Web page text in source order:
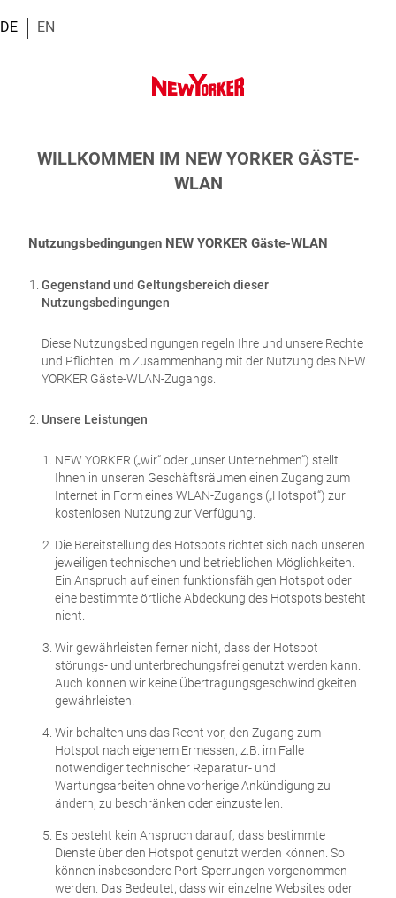
DE EN
WILLKOMMEN IM NEW YORKER GÄSTE-
WLAN
Nutzungsbedingungen NEW YORKER Gäste-WLAN
Gegenstand und Geltungsbereich dieser
Nutzungsbedingungen
Diese Nutzungsbedingungen regeln Ihre und unsere Rechte
und Pflichten im Zusammenhang mit der Nutzung des NEW
YORKER Gäste-WLAN-Zugangs.
Unsere Leistungen
NEW YORKER („wir“ oder „unser Unternehmen“) stellt
Ihnen in unseren Geschäftsräumen einen Zugang zum
Internet in Form eines WLAN-Zugangs („Hotspot“) zur
kostenlosen Nutzung zur Verfügung.
Die Bereitstellung des Hotspots richtet sich nach unseren
jeweiligen technischen und betrieblichen Möglichkeiten.
Ein Anspruch auf einen funktionsfähigen Hotspot oder
eine bestimmte örtliche Abdeckung des Hotspots besteht
nicht.
Wir gewährleisten ferner nicht, dass der Hotspot
störungs- und unterbrechungsfrei genutzt werden kann.
Auch können wir keine Übertragungsgeschwindigkeiten
gewährleisten.
Wir behalten uns das Recht vor, den Zugang zum
Hotspot nach eigenem Ermessen, z.B. im Falle
notwendiger technischer Reparatur- und
Wartungsarbeiten ohne vorherige Ankündigung zu
ändern, zu beschränken oder einzustellen.
Es besteht kein Anspruch darauf, dass bestimmte
Dienste über den Hotspot genutzt werden können. So
können insbesondere Port-Sperrungen vorgenommen
werden. Das Bedeutet, dass wir einzelne Websites oder